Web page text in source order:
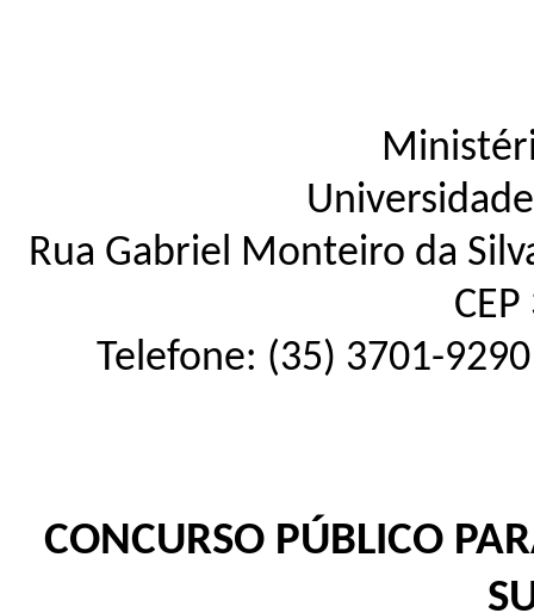
Rua Gabriel Monteiro da
Telefone: (35) 3701-
CONCURSO PÚBLICO